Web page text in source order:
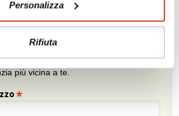
Personalizza
Rifiuta
vicina
tour? Fatti consigliare da un agente di
più vicina a te.